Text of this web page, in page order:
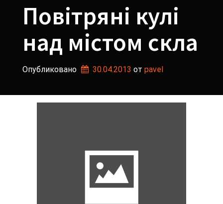
Повітряні кулі
над містом скла
Опубликовано 30.04.2013 от pavel